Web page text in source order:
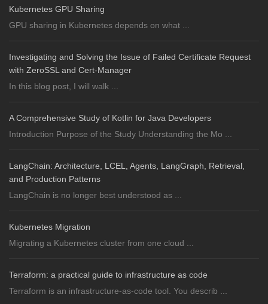
Kubernetes GPU Sharing
GPU sharing in Kubernetes depends on what ...
Investigating and Solving the Issue of Failed Certificate Request
with ZeroSSL and Cert-Manager
In this blog post, I will walk ...
A Comprehensive Study of Kotlin for Java Developers
Introduction Purpose of the Study Understanding the Mo ...
LangChain: Architecture, LCEL, Agents, LangGraph, Retrieval,
and Production Patterns
LangChain is no longer best understood as ...
Kubernetes Migration
Migrating a Kubernetes cluster from one cloud ...
Terraform: a practical guide to infrastructure as code
Terraform is an infrastructure-as-code tool. You describ ...